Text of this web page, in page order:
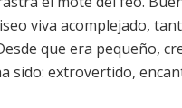
viva acomplejado,
que era pequeño,
sido: extrovertido,